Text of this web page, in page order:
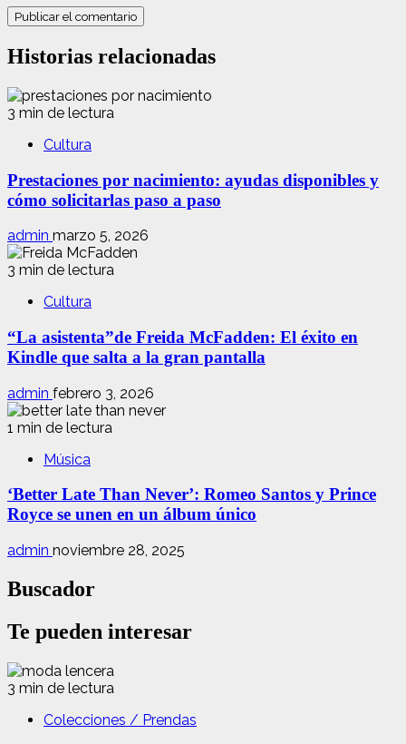
Historias relacionadas
3 min de lectura
Cultura
Prestaciones por nacimiento: ayudas disponibles y
cómo solicitarlas paso a paso
admin marzo 5, 2026
3 min de lectura
Cultura
“La asistenta”de Freida McFadden: El éxito en
Kindle que salta a la gran pantalla
admin febrero 3, 2026
1 min de lectura
Música
‘Better Late Than Never’: Romeo Santos y Prince
Royce se unen en un álbum único
admin noviembre 28, 2025
Buscador
Te pueden interesar
3 min de lectura
Colecciones / Prendas